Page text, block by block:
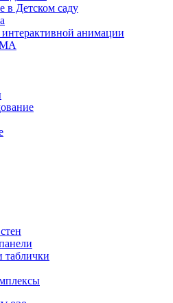
в Детском саду
анимации